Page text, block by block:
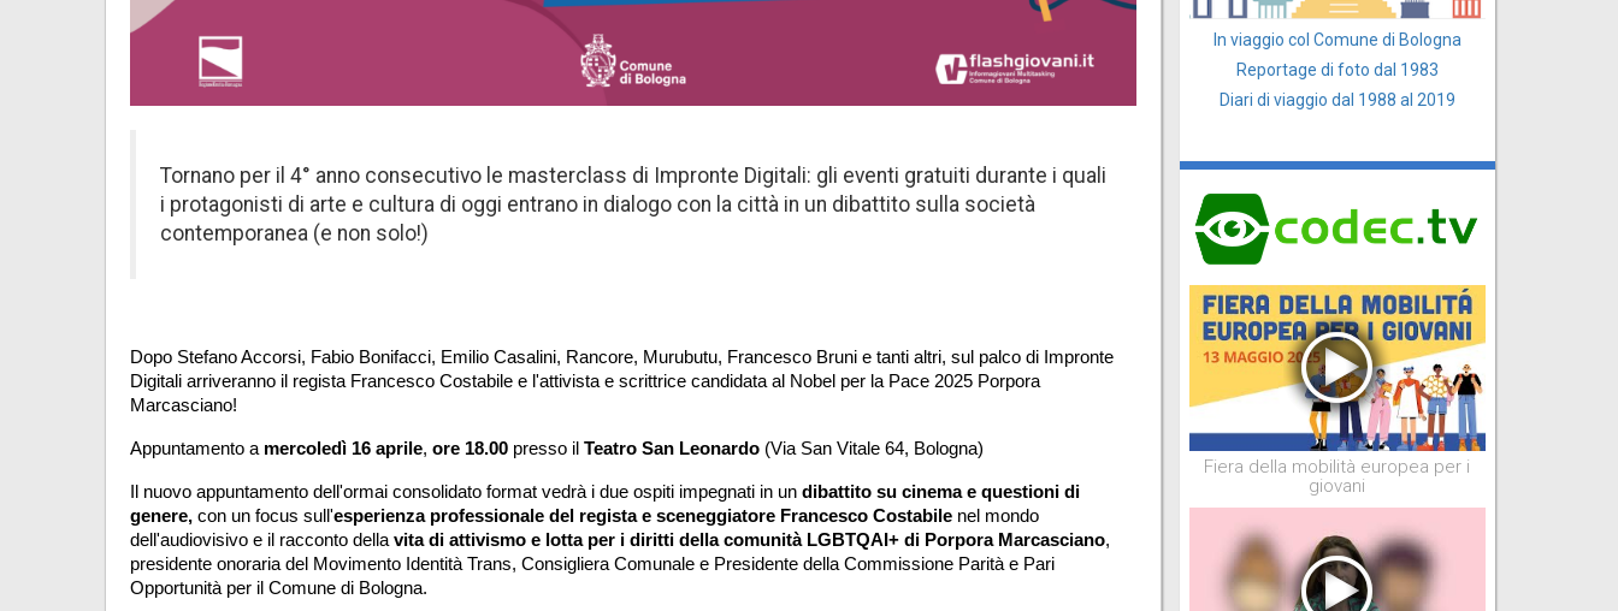
Tornano per il 4° anno consecutivo le masterclass di Impronte Digitali: gli eventi gratuiti durante i quali
i protagonisti di arte e cultura di oggi entrano in dialogo con la città in un dibattito sulla società
contemporanea (e non solo!)
Dopo Stefano Accorsi, Fabio Bonifacci, Emilio Casalini, Rancore, Murubutu, Francesco Bruni e tanti altri, sul palco di Impronte
Digitali arriveranno il regista Francesco Costabile e l'attivista e scrittrice candidata al Nobel per la Pace 2025 Porpora
Marcasciano!
Appuntamento a mercoledì 16 aprile, ore 18.00 presso il Teatro San Leonardo (Via San Vitale 64, Bologna)
Il nuovo appuntamento dell'ormai consolidato format vedrà i due ospiti impegnati in un dibattito su cinema e questioni di
genere, con un focus sull'esperienza professionale del regista e sceneggiatore Francesco Costabile nel mondo
dell'audiovisivo e il racconto della vita di attivismo e lotta per i diritti della comunità LGBTQAI+ di Porpora Marcasciano,
presidente onoraria del Movimento Identità Trans, Consigliera Comunale e Presidente della Commissione Parità e Pari
Opportunità per il Comune di Bologna.
In viaggio col Comune di Bologna
Reportage di foto dal 1983
Diari di viaggio dal 1988 al 2019
Fiera della mobilità europea per i
giovani